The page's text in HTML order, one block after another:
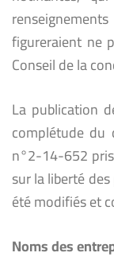
figureraient ne
Conseil de la
La publication
complétude du
n°2-14-652
sur la liberté
été modifiés et
Noms des